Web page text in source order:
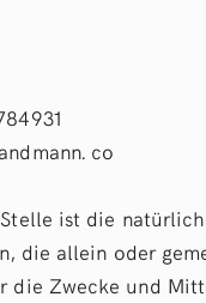
co
ist die
die allein oder
die Zwecke und